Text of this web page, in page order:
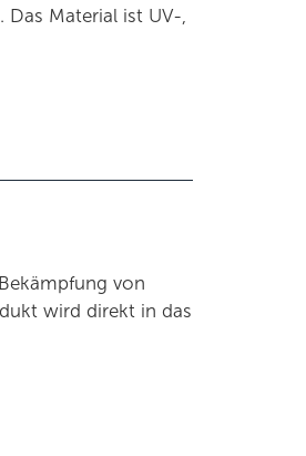
Material ist UV-,
von
wird direkt in das